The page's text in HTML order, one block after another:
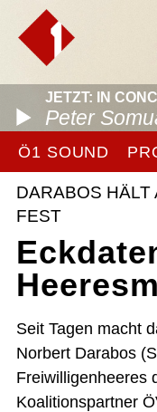
JETZT: IN
Peter
Ö1 SOUND
DARABOS
FEST
Seit Tagen macht
Norbert Darabos
Freiwilligenheeres
Koalitionspartner